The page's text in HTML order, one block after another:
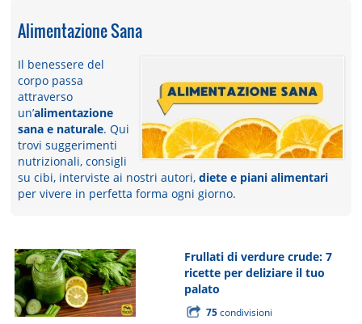
Alimentazione Sana
Il benessere del
corpo passa
attraverso
un’alimentazione
sana e naturale. Qui
trovi suggerimenti
nutrizionali, consigli
su cibi, interviste ai nostri autori, diete e piani alimentari
per vivere in perfetta forma ogni giorno.
Frullati di verdure crude: 7
ricette per deliziare il tuo
palato
75condivisioni